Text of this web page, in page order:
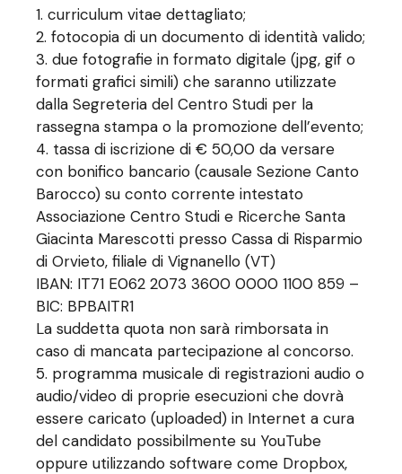
curriculum vitae dettagliato;
fotocopia di un documento di identità valido;
due fotografie in formato digitale (jpg, gif o
formati grafici simili) che saranno utilizzate
dalla Segreteria del Centro Studi per la
rassegna stampa o la promozione dell’evento;
tassa di iscrizione di € 50,00 da versare
con bonifico bancario (causale Sezione Canto
Barocco) su conto corrente intestato
Associazione Centro Studi e Ricerche Santa
Giacinta Marescotti presso Cassa di Risparmio
di Orvieto, filiale di Vignanello (VT)
IBAN: IT71 E062 2073 3600 0000 1100 859 –
BIC: BPBAITR1
La suddetta quota non sarà rimborsata in
caso di mancata partecipazione al concorso.
programma musicale di registrazioni audio o
audio/video di proprie esecuzioni che dovrà
essere caricato (uploaded) in Internet a cura
del candidato possibilmente su YouTube
oppure utilizzando software come Dropbox,